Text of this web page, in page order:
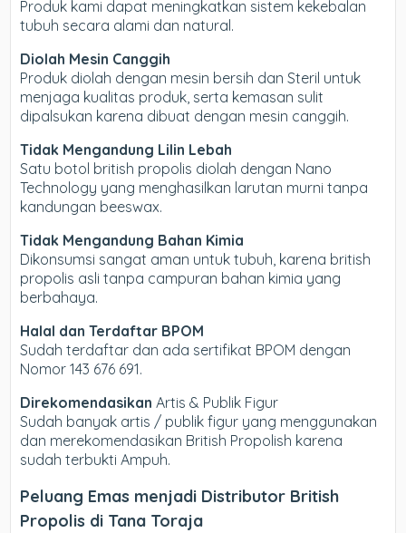
Produk kami dapat meningkatkan sistem kekebalan
tubuh secara alami dan natural.
Diolah Mesin Canggih
Produk diolah dengan mesin bersih dan Steril untuk
menjaga kualitas produk, serta kemasan sulit
dipalsukan karena dibuat dengan mesin canggih.
Tidak Mengandung Lilin Lebah
Satu botol british propolis diolah dengan Nano
Technology yang menghasilkan larutan murni tanpa
kandungan beeswax.
Tidak Mengandung Bahan Kimia
Dikonsumsi sangat aman untuk tubuh, karena british
propolis asli tanpa campuran bahan kimia yang
berbahaya.
Halal dan Terdaftar BPOM
Sudah terdaftar dan ada sertifikat BPOM dengan
Nomor 143 676 691.
Direkomendasikan Artis & Publik Figur
Sudah banyak artis / publik figur yang menggunakan
dan merekomendasikan British Propolish karena
sudah terbukti Ampuh.
Peluang Emas menjadi Distributor British
Propolis di Tana Toraja